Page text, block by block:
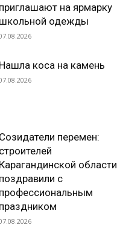
приглашают на ярмарку
школьной одежды
Нашла коса на камень
Созидатели перемен:
строителей
Карагандинской области
поздравили с
профессиональным
праздником